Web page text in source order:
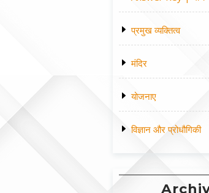
प्रमुख व्यक्तित्व
मंदिर
योजनाए
विज्ञान और प्रोधौगिकी